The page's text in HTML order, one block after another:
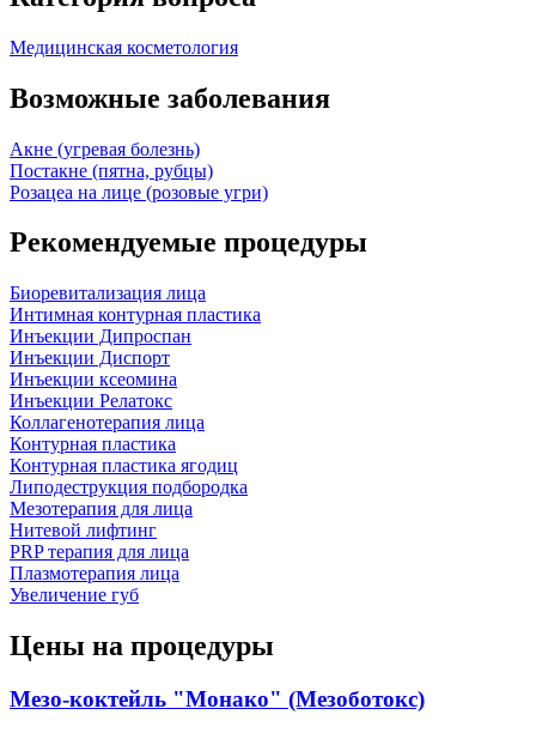
Медицинская косметология
Возможные заболевания
Акне (угревая болезнь)
Постакне (пятна, рубцы)
Розацеа на лице (розовые угри)
Рекомендуемые процедуры
Биоревитализация лица
Интимная контурная пластика
Инъекции Дипроспан
Инъекции Диспорт
Инъекции ксеомина
Инъекции Релатокс
Коллагенотерапия лица
Контурная пластика
Контурная пластика ягодиц
Липодеструкция подбородка
Мезотерапия для лица
Нитевой лифтинг
PRP терапия для лица
Плазмотерапия лица
Увеличение губ
Цены на процедуры
Мезо-коктейль "Монако" (Мезоботокс)